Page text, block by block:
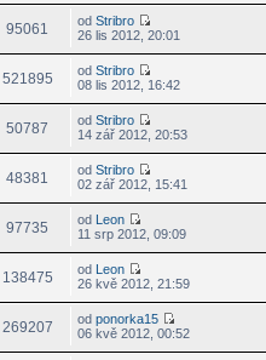
95061 odStribro
26 lis 2012, 20:01
521895 odStribro
08 lis 2012, 16:42
50787 odStribro
14 zář 2012, 20:53
48381 odStribro
02 zář 2012, 15:41
97735 od Leon
11 srp 2012, 09:09
138475 od Leon
26 kvě 2012, 21:59
269207 odponorka15
06 kvě 2012, 00:52